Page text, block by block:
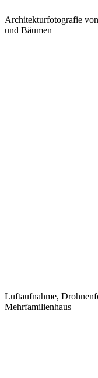
Architekturfotografie
und Bäumen
Luftaufnahme,
Mehrfamilienhaus